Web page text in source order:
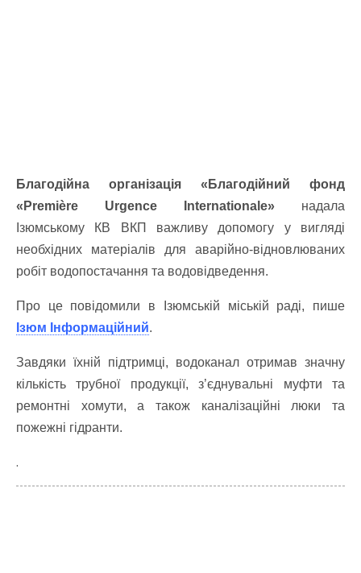
Благодійна організація «Благодійний фонд
«Première Urgence Internationale» надала
Ізюмському КВ ВКП важливу допомогу у вигляді
необхідних матеріалів для аварійно-відновлюваних
робіт водопостачання та водовідведення.
Про це повідомили в Ізюмській міській раді, пише
Ізюм Інформаційний.
Завдяки їхній підтримці, водоканал отримав значну
кількість трубної продукції, з’єднувальні муфти та
ремонтні хомути, а також каналізаційні люки та
пожежні гідранти.
.